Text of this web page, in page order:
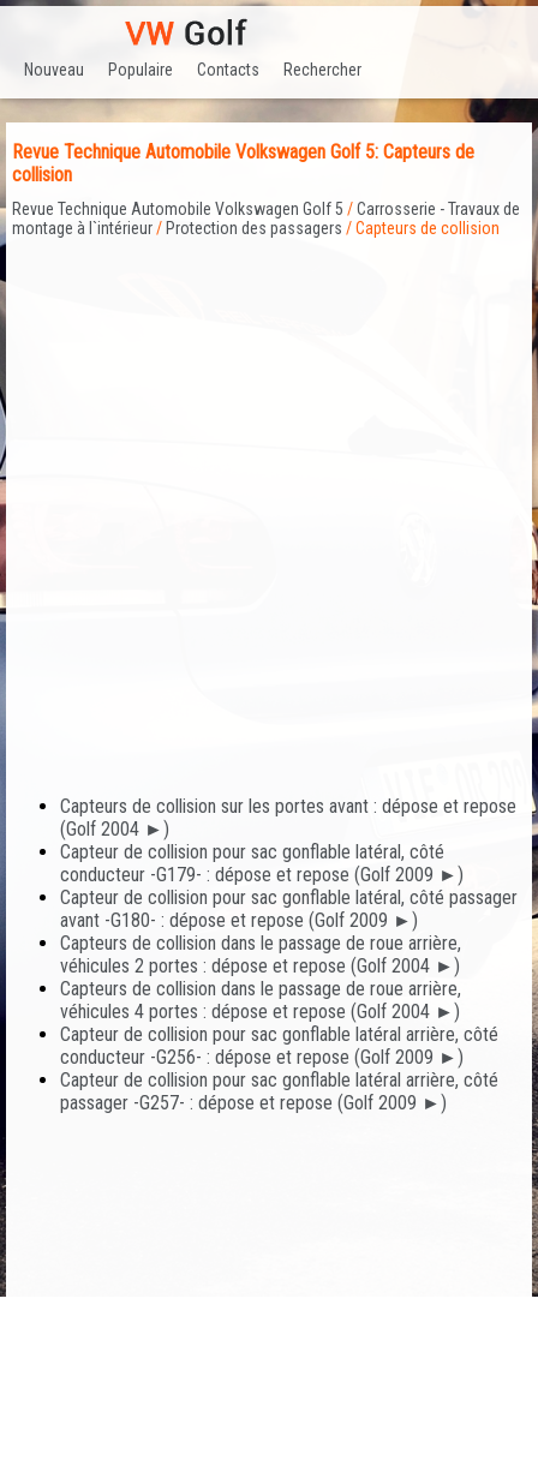
Nouveau Populaire Contacts Rechercher
Revue Technique Automobile Volkswagen Golf 5: Capteurs de
collision
Revue Technique Automobile Volkswagen Golf 5 /Carrosserie - Travaux de
montage à l`intérieur/ Protection des passagers / Capteurs de collision
Capteurs de collision sur les portes avant : dépose et repose
(Golf 2004 ►)
Capteur de collision pour sac gonflable latéral, côté
conducteur -G179- : dépose et repose (Golf 2009 ►)
Capteur de collision pour sac gonflable latéral, côté passager
avant -G180- : dépose et repose (Golf 2009 ►)
Capteurs de collision dans le passage de roue arrière,
véhicules 2 portes : dépose et repose (Golf 2004 ►)
Capteurs de collision dans le passage de roue arrière,
véhicules 4 portes : dépose et repose (Golf 2004 ►)
Capteur de collision pour sac gonflable latéral arrière, côté
conducteur -G256- : dépose et repose (Golf 2009 ►)
Capteur de collision pour sac gonflable latéral arrière, côté
passager -G257- : dépose et repose (Golf 2009 ►)